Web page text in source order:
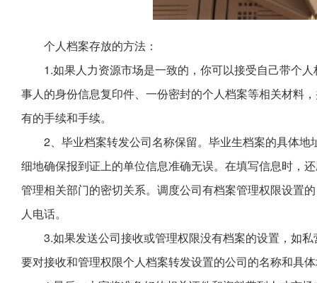
个人档案存放的方法：
1.如果人力资源市场是一致的，你可以接受自己带个
事人的身份信息复印件、一份密封的个人档案等相关材料
有的手续和手续。
2、毕业档案转发公司名称保留。毕业生档案的具体
细地确保报到证上的单位信息准确无误。在填写信息时，
管理相关部门的密切关系。调度公司有档案管理权限设置
人电话。
3.如果发送公司接收或管理权限没有档案的设置，如
要对接收和管理权限个人档案转发设置的公司的名称和具